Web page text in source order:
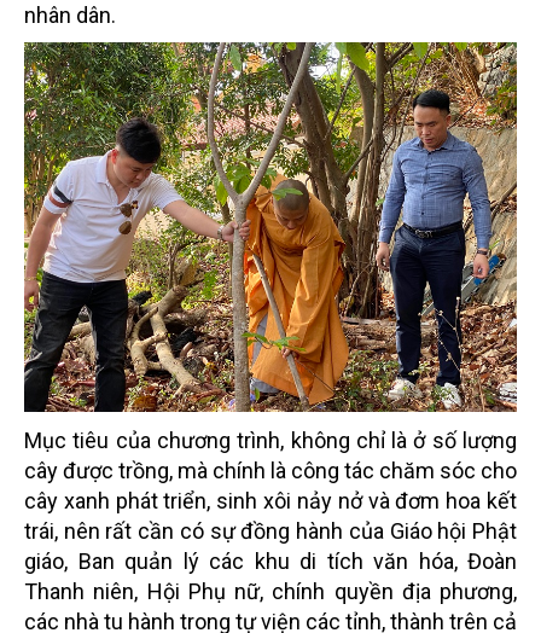
nhân dân.
Mục tiêu của chương trình, không chỉ là ở số lượng
cây được trồng, mà chính là công tác chăm sóc cho
cây xanh phát triển, sinh xôi nảy nở và đơm hoa kết
trái, nên rất cần có sự đồng hành của Giáo hội Phật
giáo, Ban quản lý các khu di tích văn hóa, Đoàn
Thanh niên, Hội Phụ nữ, chính quyền địa phương,
các nhà tu hành trong tự viện các tỉnh, thành trên cả